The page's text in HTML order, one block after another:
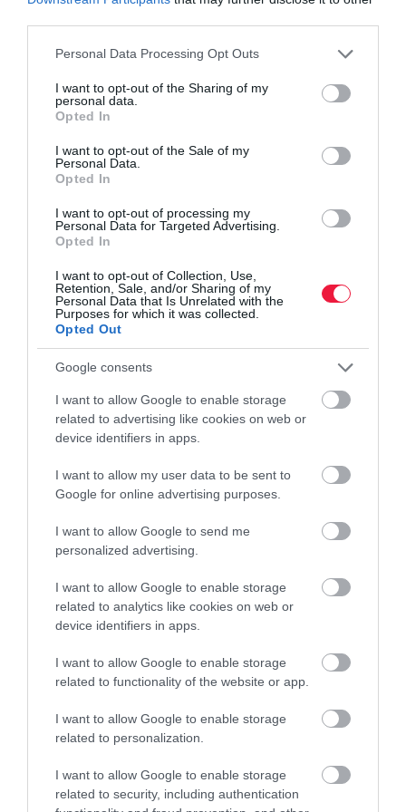
Please note that this website/app uses one or more Google
not limited to your visit or usage behaviour. You may click to
grant or deny consent to Google and its third-party tags to
use your data for below specified purposes in below Google
consent section.
Personal Data Processing Opt Outs
I want to opt-out of the Sharing of my
personal data.
Opted In
I want to opt-out of the Sale of my
Personal Data.
Opted In
I want to opt-out of processing my
Personal Data for Targeted Advertising.
Opted In
I want to opt-out of Collection, Use,
Retention, Sale, and/or Sharing of my
Personal Data that Is Unrelated with the
Purposes for which it was collected.
Opted Out
Google consents
I want to allow Google to enable storage
related to advertising like cookies on web or
device identifiers in apps.
I want to allow my user data to be sent to
Google for online advertising purposes.
I want to allow Google to send me
personalized advertising.
I want to allow Google to enable storage
related to analytics like cookies on web or
device identifiers in apps.
I want to allow Google to enable storage
related to functionality of the website or app.
I want to allow Google to enable storage
related to personalization.
I want to allow Google to enable storage
related to security, including authentication
A különleges órák ára pedig átlag 147 százalékot
árszintje „csak” 118 százalékkal, a gyémántoké pedig 13
ENERGIAHATÉKONYSÁG
Elsötétített reklámok
Hétfőtől jelentősen visszafogják a digitális közterületi reklámok
világítását Magyarországon. A Magyar Reklámszövetség